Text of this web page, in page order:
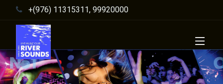
+(976) 11315311, 99920000